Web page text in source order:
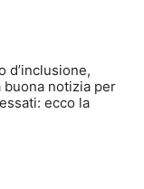
d’inclusione,
buona notizia per
ecco la